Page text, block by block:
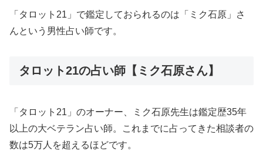
「タロット21」で鑑定しておられるのは「ミク石原」さ
んという男性占い師です。
タロット21の占い師【ミク石原さん】
「タロット21」のオーナー、ミク石原先生は鑑定歴35年
以上の大ベテラン占い師。これまでに占ってきた相談者の
数は5万人を超えるほどです。